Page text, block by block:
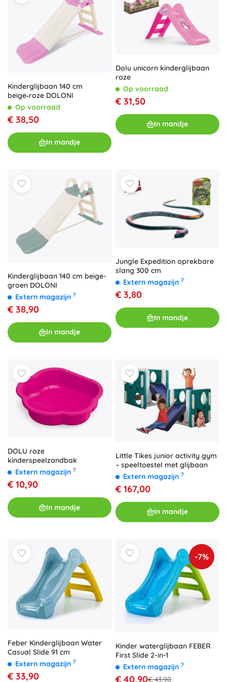
Kinderglijbaan 140 cm
beige‑roze DOLONI
Op voorraad
€ 38,50
In mandje
Dolu unicorn kinderglijbaan
roze
Op voorraad
€ 31,50
In mandje
Kinderglijbaan 140 cm beige-
groen DOLONI
Extern magazijn ?
€ 38,90
In mandje
Jungle Expedition oprekbare
slang 300 cm
Extern magazijn ?
€ 3,80
In mandje
DOLU roze
kinderspeelzandbak
Extern magazijn ?
€ 10,90
In mandje
Little Tikes junior activity gym
– speeltoestel met glijbaan
Extern magazijn ?
€ 167,00
In mandje
Feber Kinderglijbaan Water
Casual Slide 91 cm
Extern magazijn ?
€ 33,90
-7%
Kinder waterglijbaan FEBER
First Slide 2-in-1
Extern magazijn ?
€ 40,90€ 43,90